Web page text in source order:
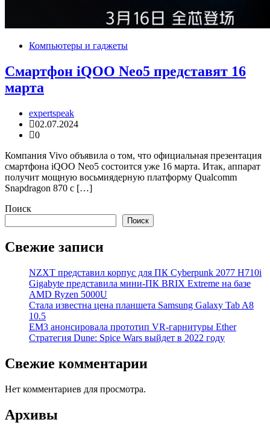
Компьютеры и гаджеты
Смартфон iQOO Neo5 представят 16
марта
expertspeak
02.07.2024
0
Компания Vivo объявила о том, что официальная презентация
смартфона iQOO Neo5 состоится уже 16 марта. Итак, аппарат
получит мощную восьмиядерную платформу Qualcomm
Snapdragon 870 с […]
Поиск
Поиск
Свежие записи
NZXT представил корпус для ПК Cyberpunk 2077 H710i
Gigabyte представила мини-ПК BRIX Extreme на базе
AMD Ryzen 5000U
Стала известна цена планшета Samsung Galaxy Tab A8
10.5
EM3 анонсировала прототип VR-гарнитуры Ether
Стратегия Dune: Spice Wars выйдет в 2022 году
Свежие комментарии
Нет комментариев для просмотра.
Архивы